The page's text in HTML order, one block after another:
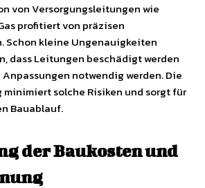
von Versorgungsleitungen wie
profitiert von präzisen
Schon kleine Ungenauigkeiten
dass Leitungen beschädigt werden
notwendig werden. Die
minimiert solche Risiken und sorgt für
Bauablauf.
der Baukosten und